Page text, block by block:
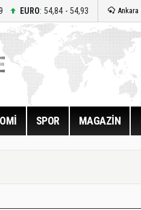
EURO: 54,84 - 54,93 Ankara
SPOR MAGAZİN